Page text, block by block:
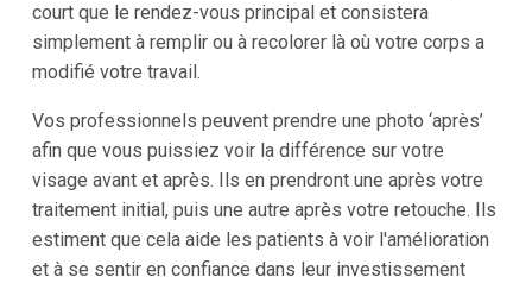
court que le rendez-vous principal et consistera
simplement à remplir ou à recolorer là où votre corps a
modifié votre travail.
Vos professionnels peuvent prendre une photo ‘après’
afin que vous puissiez voir la différence sur votre
visage avant et après. Ils en prendront une après votre
traitement initial, puis une autre après votre retouche. Ils
estiment que cela aide les patients à voir l'amélioration
et à se sentir en confiance dans leur investissement